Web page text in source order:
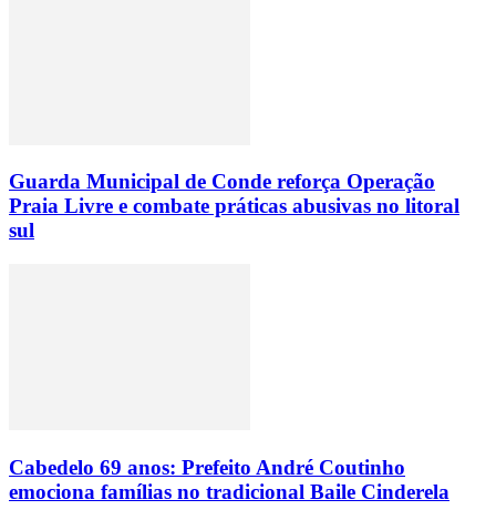
Guarda Municipal de Conde reforça Operação
Praia Livre e combate práticas abusivas no litoral
sul
Cabedelo 69 anos: Prefeito André Coutinho
emociona famílias no tradicional Baile Cinderela